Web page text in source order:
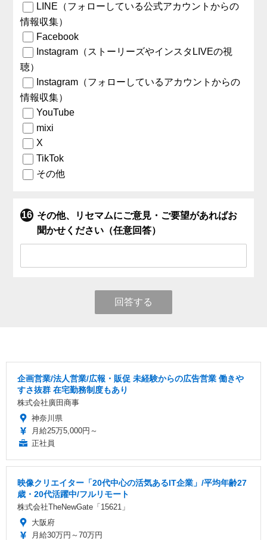
LINE（フォローしている公式アカウントからの
情報収集）
Facebook
Instagram（ストーリーズやインスタLIVEの視
聴）
Instagram（フォローしているアカウントからの
情報収集）
YouTube
mixi
X
TikTok
その他
その他、リセマムにご意見・ご要望があればお
聞かせください（任意回答）
回答する
企画営業/法人営業/広報・販促 未経験からの広告営業 働きや
すさ抜群 在宅勤務制度もあり
株式会社廣田商事
神奈川県
月給25万5,000円～
正社員
映像クリエイター「20代中心の活気あるIT企業」/平均年齢27
歳・20代活躍中/フルリモート
株式会社TheNewGate「15621」
大阪府
月給30万円～70万円